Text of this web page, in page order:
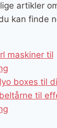
artikler
kan finde
maskiner til
boxes til
til